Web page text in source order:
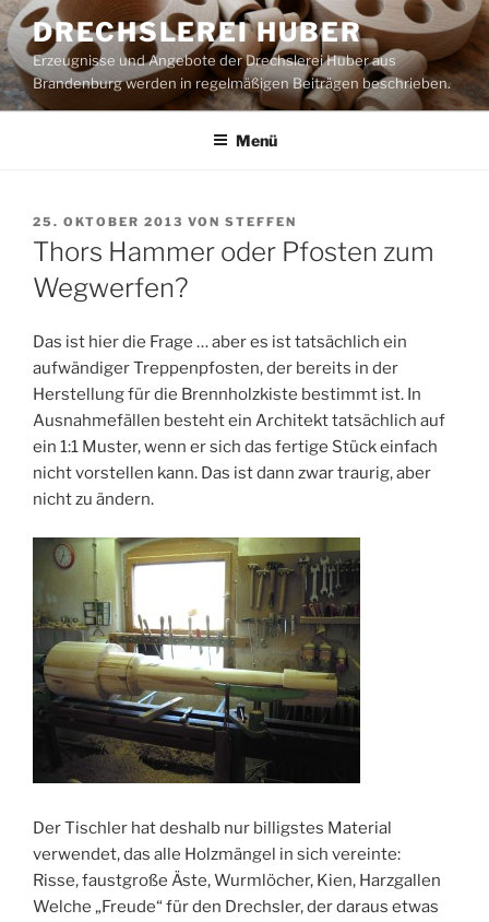
Zum
Inhalt
springen
DRECHSLEREI HUBER
Erzeugnisse und Angebote der Drechslerei Huber aus
Brandenburg werden in regelmäßigen Beiträgen beschrieben.
Menü
VERÖFFENTLICHT
AM
25. OKTOBER 2013 VON STEFFEN
Thors Hammer oder Pfosten zum
Wegwerfen?
Das ist hier die Frage … aber es ist tatsächlich ein
aufwändiger Treppenpfosten, der bereits in der
Herstellung für die Brennholzkiste bestimmt ist. In
Ausnahmefällen besteht ein Architekt tatsächlich auf
ein 1:1 Muster, wenn er sich das fertige Stück einfach
nicht vorstellen kann. Das ist dann zwar traurig, aber
nicht zu ändern.
Der Tischler hat deshalb nur billigstes Material
verwendet, das alle Holzmängel in sich vereinte:
Risse, faustgroße Äste, Wurmlöcher, Kien, Harzgallen
Welche „Freude“ für den Drechsler, der daraus etwas